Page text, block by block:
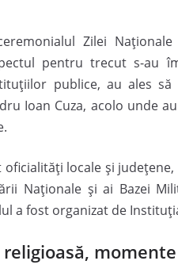
Zilei
pentru trecut s-au
publice, au ales
Ioan Cuza, acolo unde
oficialități locale și
Naționale și ai Bazei
a fost organizat de